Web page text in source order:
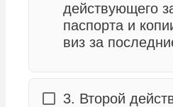
действующего
паспорта и
виз за
3. Второй